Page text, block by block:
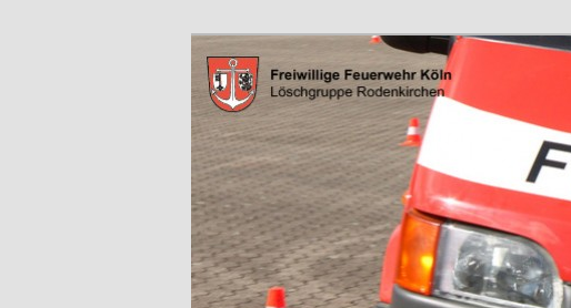
FF Köln, LG RD
Freiwillige Feuerwehr Köln,